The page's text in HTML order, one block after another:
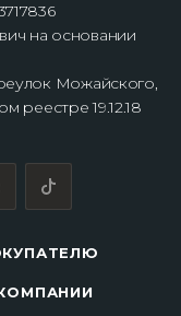
на основании
Можайского,
реестре 19.12.18